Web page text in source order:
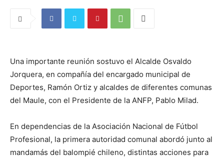
Una importante reunión sostuvo el Alcalde Osvaldo
Jorquera, en compañía del encargado municipal de
Deportes, Ramón Ortiz y alcaldes de diferentes comunas
del Maule, con el Presidente de la ANFP, Pablo Milad.
En dependencias de la Asociación Nacional de Fútbol
Profesional, la primera autoridad comunal abordó junto al
mandamás del balompié chileno, distintas acciones para